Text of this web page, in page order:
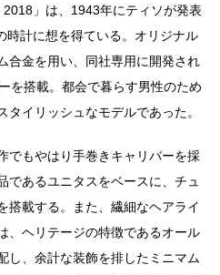
」は、1943年にティソが発表
時計に想を得ている。オリジナル
合金を用い、同社専用に開発され
を搭載。都会で暮らす男性のため
イリッシュなモデルであった。
でもやはり手巻きキャリバーを採
であるユニタスをベースに、チュ
搭載する。また、繊細なヘアライ
、ヘリテージの特徴であるオール
し、余計な装飾を排したミニマム